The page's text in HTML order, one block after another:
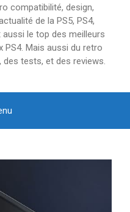
compatibilité, design,
de la PS5, PS4,
aussi le top des meilleurs
PS4. Mais aussi du retro
des tests, et des reviews.